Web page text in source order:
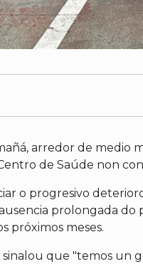
arredor de medio
de Saúde non
o progresivo
prolongada do
próximos meses.
sinalou que "temos